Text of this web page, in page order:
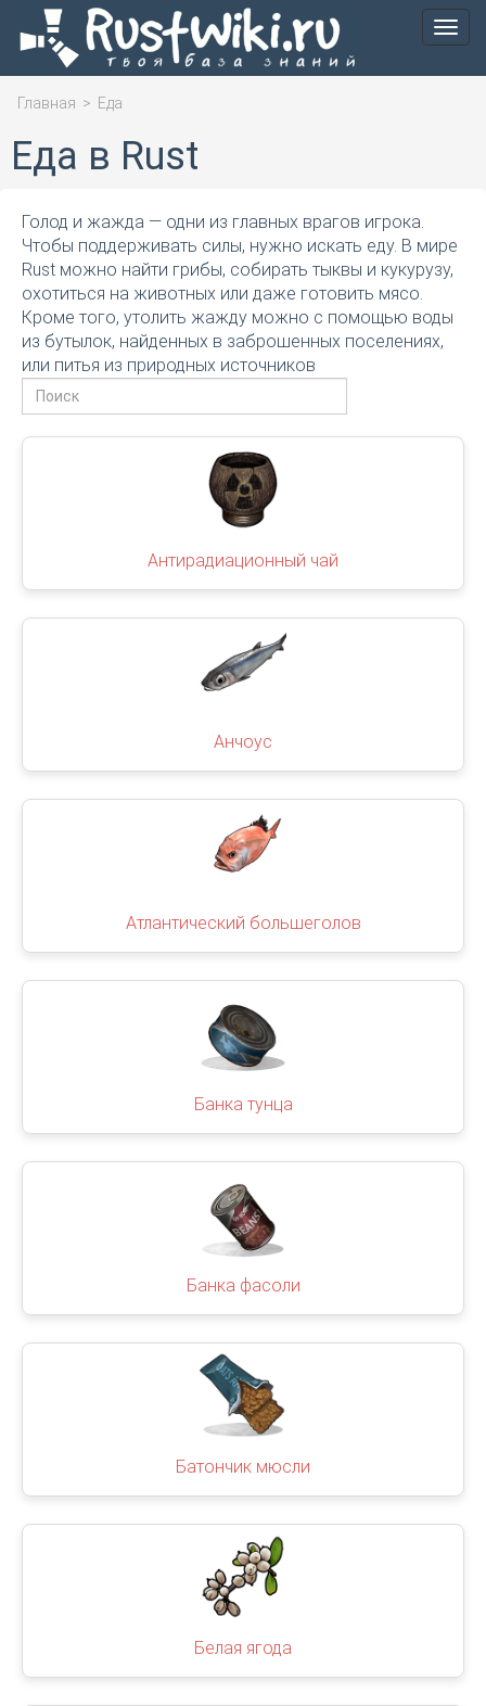
Меню
Главная > Еда
Еда в Rust
Голод и жажда — одни из главных врагов игрока.
Чтобы поддерживать силы, нужно искать еду. В мире
Rust можно найти грибы, собирать тыквы и кукурузу,
охотиться на животных или даже готовить мясо.
Кроме того, утолить жажду можно с помощью воды
из бутылок, найденных в заброшенных поселениях,
или питья из природных источников
Антирадиационный чай
Анчоус
Атлантический большеголов
Банка тунца
Банка фасоли
Батончик мюсли
Белая ягода